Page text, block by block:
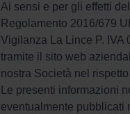
Ai sensi e per gli effetti
Regolamento 2016/679
Vigilanza La Lince P. IVA
tramite il sito web
nostra Società nel
Le presenti informazioni
eventualmente pubblicati